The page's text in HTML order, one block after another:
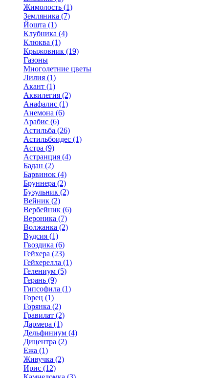
Жимолость (1)
Земляника (7)
Йошта (1)
Клубника (4)
Клюква (1)
Крыжовник (19)
Газоны
Многолетние цветы
Лилия (1)
Акант (1)
Аквилегия (2)
Анафалис (1)
Анемона (6)
Арабис (6)
Астильба (26)
Астильбоидес (1)
Астра (9)
Астранция (4)
Бадан (2)
Барвинок (4)
Бруннера (2)
Бузульник (2)
Вейник (2)
Вербейник (6)
Вероника (7)
Волжанка (2)
Вудсия (1)
Гвоздика (6)
Гейхера (23)
Гейхерелла (1)
Гелениум (5)
Герань (9)
Гипсофила (1)
Горец (1)
Горянка (2)
Гравилат (2)
Дармера (1)
Дельфиниум (4)
Дицентра (2)
Ежа (1)
Живучка (2)
Ирис (12)